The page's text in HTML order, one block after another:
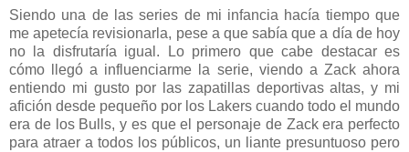
Siendo una de las series de mi infancia hacía tiempo que
me apetecía revisionarla, pese a que sabía que a día de hoy
no la disfrutaría igual. Lo primero que cabe destacar es
cómo llegó a influenciarme la serie, viendo a Zack ahora
entiendo mi gusto por las zapatillas deportivas altas, y mi
afición desde pequeño por los Lakers cuando todo el mundo
era de los Bulls, y es que el personaje de Zack era perfecto
para atraer a todos los públicos, un liante presuntuoso pero